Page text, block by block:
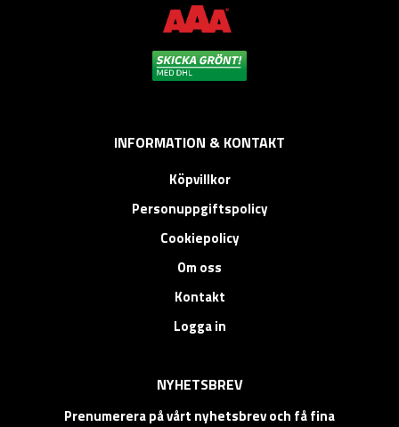
INFORMATION & KONTAKT
Köpvillkor
Personuppgiftspolicy
Cookiepolicy
Om oss
Kontakt
Logga in
NYHETSBREV
Prenumerera på vårt nyhetsbrev och få fina